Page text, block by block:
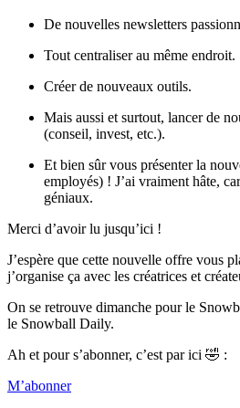
De nouvelles newsletters
Tout centraliser au même endroit.
Créer de nouveaux outils.
Mais aussi et surtout, lancer de
(conseil, invest, etc.).
Et bien sûr vous présenter la
employés) ! J’ai vraiment hâte,
géniaux.
Merci d’avoir lu jusqu’ici !
J’espère que cette nouvelle offre vous
j’organise ça avec les créatrices et
On se retrouve dimanche pour le
le Snowball Daily.
Ah et pour s’abonner, c’est par ici 🤣 :
M’abonner